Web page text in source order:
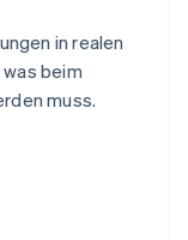
in realen
beim
muss.